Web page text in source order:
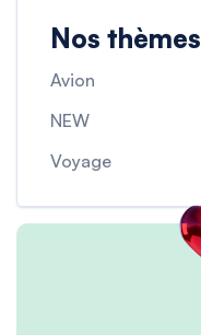
Nos thèmes
Avion
NEW
Voyage